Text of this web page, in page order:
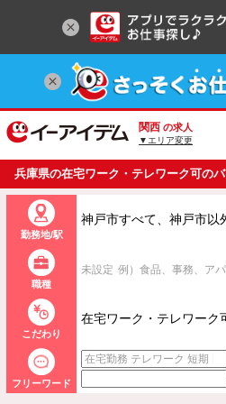
関西 の求人
▼エリア変更
兵庫県の在宅ワーク・テレワーク可の
求人情報一
勤務地/駅
神戸市すべて、神戸市以
職種
未設定 例）食品、事務、ア
こだわり
在宅ワーク・テレワーク
フリーワード